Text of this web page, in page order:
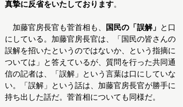
真摯に反省をいたしております。
加藤官房長官も菅首相も、 国民の「誤解」 と口
にしている。加藤官房長官は、「国民の皆さんの
誤解を招いたというのではないか、という指摘に
ついては」と答えているが、質問を行った共同通
信の記者は、「誤解」という言葉は口にしていな
い。「誤解」という話は、加藤官房長官が勝手に
持ち出した話だ。菅首相についても同様だ。